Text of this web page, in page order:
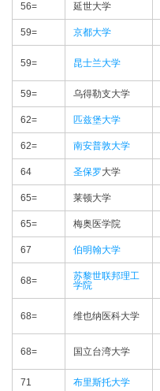
56= 延世大学
59= 京都大学
59= 昆士兰大学
59= 乌得勒支大学
62= 匹兹堡大学
62= 南安普敦大学
64 圣保罗大学
65= 莱顿大学
65= 梅奥医学院
67 伯明翰大学
68=
苏黎世联邦理工
学院
68= 维也纳医科大学
68= 国立台湾大学
71 布里斯托大学